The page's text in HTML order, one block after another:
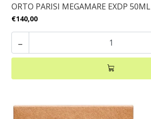
ORTO PARISI MEGAMARE EXDP 50ML
€140,00
-